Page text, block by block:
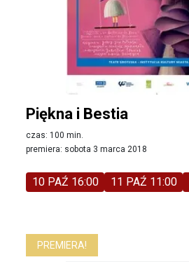
Piękna i Bestia
czas: 100 min.
premiera: sobota 3 marca 2018
10 PAŹ 16:00 11 PAŹ 11:00
PREMIERA!